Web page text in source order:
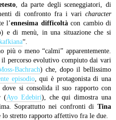
, da parte degli sceneggiatori, di
di confronto fra i vari character
l’ennesima difficoltàcon cambio di
e di menù, in una situazione che si
“.
più o meno “calmi” apparentemente.
il percorso evolutivo compiuto dai vari
Bachrach) che, dopo il bellissimo
episodio, qui è protagonista di una
dove si consolida il suo rapporto con
(Ayo Edebiri), che qui dimostra una
Soprattutto nei confronti di Tina
stretto rapporto affettivo fra le due.